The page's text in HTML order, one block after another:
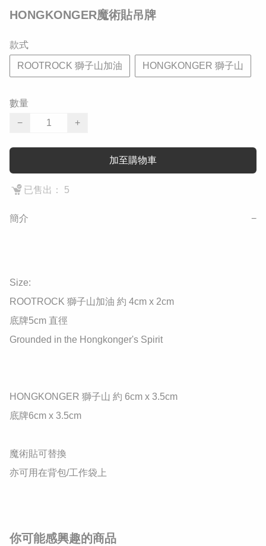
HONGKONGER魔術貼吊牌
款式
ROOTROCK 獅子山加油 HONGKONGER 獅子山
數量
−
+
加至購物車
已售出： 5
簡介 −
Size:
ROOTROCK 獅子山加油 約 4cm x 2cm
底牌5cm 直徑
Grounded in the Hongkonger's Spirit
HONGKONGER 獅子山 約 6cm x 3.5cm
底牌6cm x 3.5cm
魔術貼可替換
亦可用在背包/工作袋上
你可能感興趣的商品